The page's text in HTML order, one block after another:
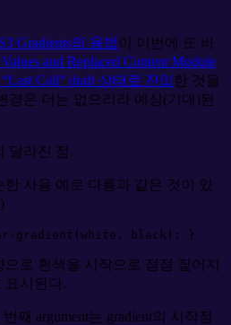
Gradients의 용법 이 이번에 또 바
and Replaced Content Module
Call” draft 상태로 진입한 것을
경은 더는 없으리라 예상(기대)된
달라진 점.
한 사용 예로 다름과 같은 것이 있
gradient( white , black ) ; }
로 흰색을 시작으로 점점 짙어지
표시된다.
째 argument는 gradient의 시작점